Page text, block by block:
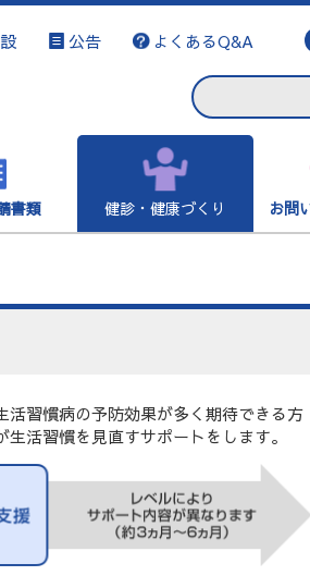
公告 よくあるQ&A
書類 健診・健康づくり お問
習慣病の予防効果が多く期待できる方
活習慣を見直すサポートをします。